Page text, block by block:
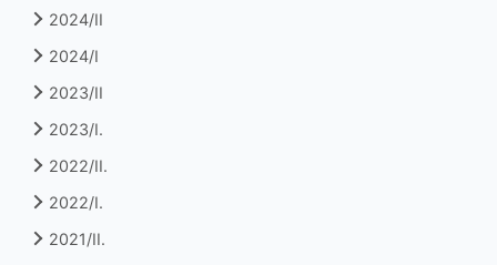
2024/II
2024/I
2023/II
2023/I.
2022/II.
2022/I.
2021/II.